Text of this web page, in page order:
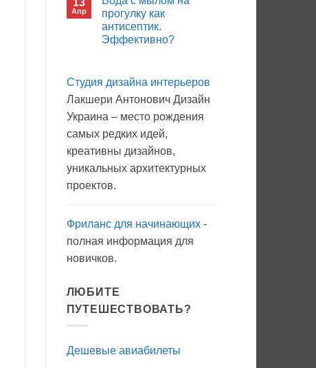
Пиво
можно
на
карантине?
Апр
прогулку как
антисептик.
Эффективно?
Вода
мылом
на
прогулку
антисептик.
Студия дизайна интерьеров
Лакшери Антонович Дизайн
Украина – место рождения
самых редких идей,
креативны дизайнов,
уникальных архитектурных
проектов.
Фриланс для начинающих-
полная информация для
новичков.
ЛЮБИТЕ
ПУТЕШЕСТВОВАТЬ?
Дешевые авиабилеты